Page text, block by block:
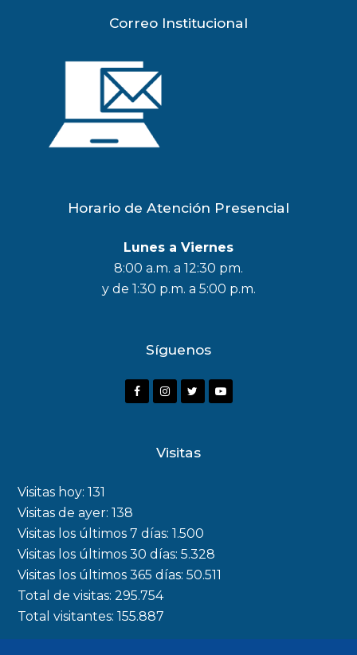
Correo Institucional
Horario de Atención Presencial
Lunes a Viernes
8:00 a.m. a 12:30 pm.
y de 1:30 p.m. a 5:00 p.m.
Síguenos
F
o
k
I
a
m
r
Y
Visitas
Visitas hoy:131
Visitas de ayer:138
Visitas los últimos 7 días:1.500
Visitas los últimos 30 días:5.328
Visitas los últimos 365 días:50.511
Total de visitas:295.754
Total visitantes:155.887